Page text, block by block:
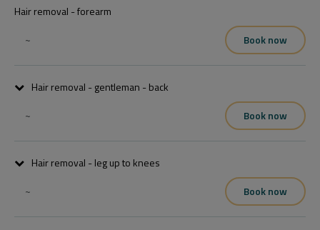
Hair removal - forearm
~
Book now
Hair removal - gentleman - back
~
Book now
Hair removal - leg up to knees
~
Book now